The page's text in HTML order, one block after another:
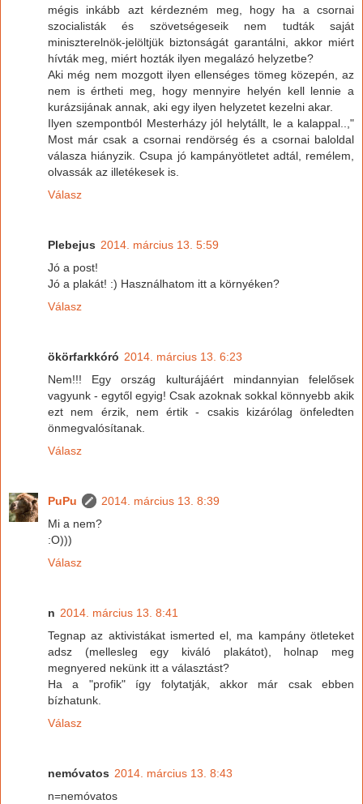
mégis inkább azt kérdezném meg, hogy ha a csornai
szocialisták és szövetségeseik nem tudták saját
miniszterelnök-jelöltjük biztonságát garantálni, akkor miért
hívták meg, miért hozták ilyen megalázó helyzetbe?
Aki még nem mozgott ilyen ellenséges tömeg közepén, az
nem is értheti meg, hogy mennyire helyén kell lennie a
kurázsijának annak, aki egy ilyen helyzetet kezelni akar.
Ilyen szempontból Mesterházy jól helytállt, le a kalappal..,"
Most már csak a csornai rendörség és a csornai baloldal
válasza hiányzik. Csupa jó kampányötletet adtál, remélem,
olvassák az illetékesek is.
Válasz
Plebejus 2014. március 13. 5:59
Jó a post!
Jó a plakát! :) Használhatom itt a környéken?
Válasz
ökörfarkkóró 2014. március 13. 6:23
Nem!!! Egy ország kulturájáért mindannyian felelősek
vagyunk - egytől egyig! Csak azoknak sokkal könnyebb akik
ezt nem érzik, nem értik - csakis kizárólag önfeledten
önmegvalósítanak.
Válasz
PuPu
2014. március 13. 8:39
Mi a nem?
:O)))
Válasz
n 2014. március 13. 8:41
Tegnap az aktivistákat ismerted el, ma kampány ötleteket
adsz (mellesleg egy kiváló plakátot), holnap meg
megnyered nekünk itt a választást?
Ha a "profik" így folytatják, akkor már csak ebben
bízhatunk.
Válasz
nemóvatos 2014. március 13. 8:43
n=nemóvatos